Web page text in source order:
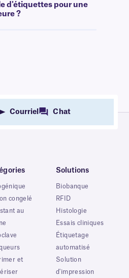
d'étiquettes pour une
?
Courriel Chat
congelé
au
et
Solutions
Biobanque
RFID
Histologie
Essais cliniques
Étiquetage
automatisé
Solution
d'impression